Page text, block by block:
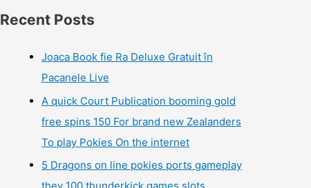
Recent Posts
Joaca Book fie Ra Deluxe Gratuit în
Pacanele Live
A quick Court Publication booming gold
free spins 150 For brand new Zealanders
To play Pokies On the internet
5 Dragons on line pokies ports gameplay